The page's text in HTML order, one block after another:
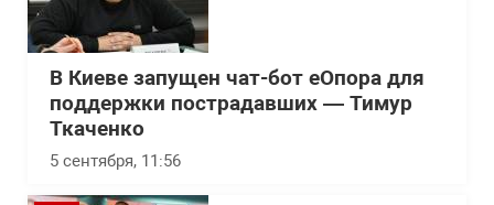
В Киеве запущен чат-бот еОпора для
поддержки пострадавших — Тимур
Ткаченко
5 сентября, 11:56